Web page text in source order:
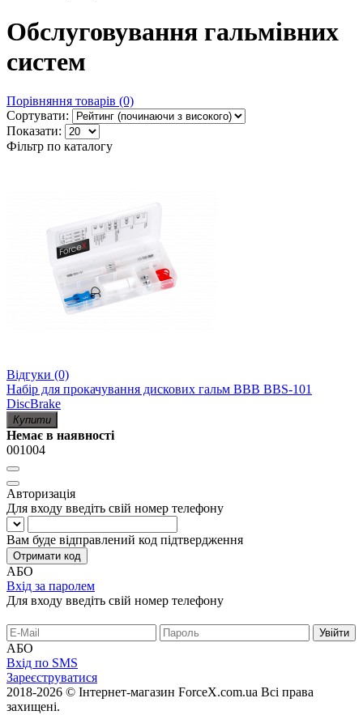
Обслуговування гальмівних
систем
Порівняння товарів (0)
Сортувати:
Показати:
Фільтр по каталогу
Відгуки (0)
Набір для прокачування дискових гальм BBB BBS-101
DiscBrake
Купити
Немає в наявності
001004
Авторизація
Для входу введіть свій номер телефону
Вам буде відправлений код підтвердження
Отримати код
АБО
Вхід за паролем
Для входу введіть свій номер телефону
АБО
Вхід по SMS
Зареєструватися
2018-2026 © Інтернет-магазин ForceX.com.ua Всі права
захищені.